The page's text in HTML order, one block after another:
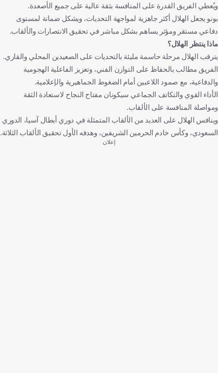
ويُعطي الفريق القدرة على المنافسة بثقة عالية على جميع الأصعدة.
بونو يجعل الهلال أكثر جاهزية لمواجهة التحديات، ويشكل ضمانة لمستوى
دفاعي مستقر ومؤثر يساهم بشكل مباشر في تحقيق الانتصارات والألقاب.
ماذا ينتظر الهلال؟
يترقب الهلال مرحلة حاسمة مليئة بالتحديات على الصعيدين المحلي والقاري.
الفريق مطالب بالحفاظ على التوازن الفني، وتعزيز الفاعلية الهجومية
والدفاعية، مع صمود اللاعبين أمام الضغوط الجماهيرية والإعلامية.
الأداء القوي والتكاتف الجماعي سيكونان مفتاح النجاح لاستعادة الثقة
ومواصلة المنافسة على الألقاب.
وينافس الهلال على العديد من الألقاب المتمثلة في دوري أبطال آسيا، الدوري
السعودي، وكأس خادم الحرمين الشريفين، وهدفه الأول تحقيق الألقاب الثلاثة.
إعلان